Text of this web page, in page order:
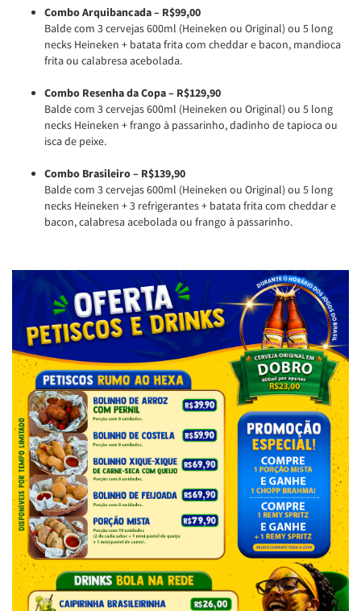
Combo Arquibancada – R$99,00
Balde com 3 cervejas 600ml (Heineken ou Original) ou 5 long
necks Heineken + batata frita com cheddar e bacon, mandioca
frita ou calabresa acebolada.
Combo Resenha da Copa – R$129,90
Balde com 3 cervejas 600ml (Heineken ou Original) ou 5 long
necks Heineken + frango à passarinho, dadinho de tapioca ou
isca de peixe.
Combo Brasileiro – R$139,90
Balde com 3 cervejas 600ml (Heineken ou Original) ou 5 long
necks Heineken + 3 refrigerantes + batata frita com cheddar e
bacon, calabresa acebolada ou frango à passarinho.